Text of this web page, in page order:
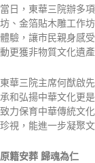
當日，東華三院辦多
坊、金箔貼木雕工作
體驗，讓市民親身感
動更獲非物質文化遺
東華三院主席何猷啟
承和弘揚中華文化更
致力保育中華傳統文
珍視，能進一步凝聚
原籍安葬 歸魂為仁